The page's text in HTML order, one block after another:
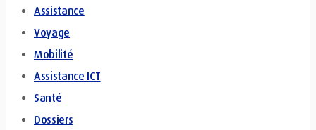
Assistance
Voyage
Mobilité
Assistance ICT
Santé
Dossiers